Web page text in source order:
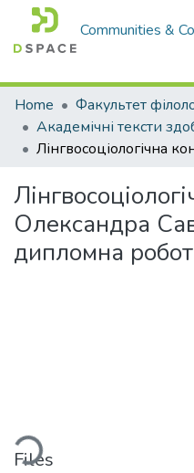
Communities &
Home
Олександра
дипломна
Files